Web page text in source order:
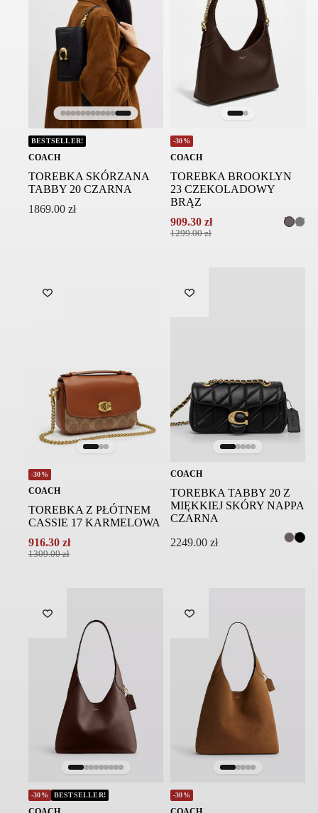
BESTSELLER!
COACH
TOREBKA SKÓRZANA
TABBY 20 CZARNA
1869.00 zł
-30%
COACH
TOREBKA BROOKLYN
23 CZEKOLADOWY
BRĄZ
1299.00zł
Pierwotna
909.30zł
Aktualna
-30%
COACH
TOREBKA Z PŁÓTNEM
CASSIE 17 KARMELOWA
1309.00zł
Pierwotna
916.30 zł
Aktualna
COACH
TOREBKA TABBY 20 Z
MIĘKKIEJ SKÓRY NAPPA
CZARNA
2249.00zł
-30% BESTSELLER! -30%